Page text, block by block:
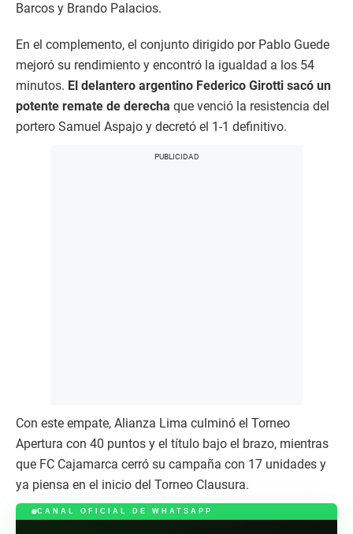
Barcos y Brando Palacios.
En el complemento, el conjunto dirigido por Pablo Guede
mejoró su rendimiento y encontró la igualdad a los 54
minutos. El delantero argentino Federico Girotti sacó un
potente remate de derecha que venció la resistencia del
portero Samuel Aspajo y decretó el 1-1 definitivo.
Con este empate, Alianza Lima culminó el Torneo
Apertura con 40 puntos y el título bajo el brazo, mientras
que FC Cajamarca cerró su campaña con 17 unidades y
ya piensa en el inicio del Torneo Clausura.
CANAL OFICIAL DE WHATSAPP